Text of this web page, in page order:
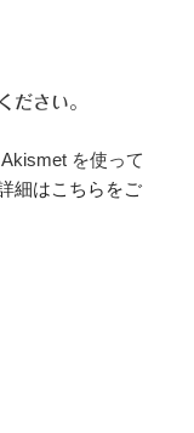
ださい。
を使って
細はこちらをご